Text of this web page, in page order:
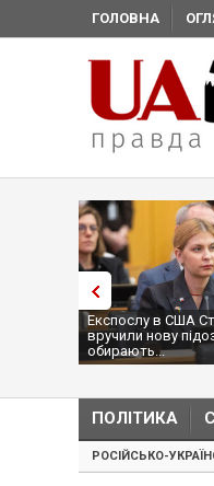
ГОЛОВНА
Експослу в США
вручили нову
обирають...
ПОЛІТИКА
РОСІЙСЬКО-